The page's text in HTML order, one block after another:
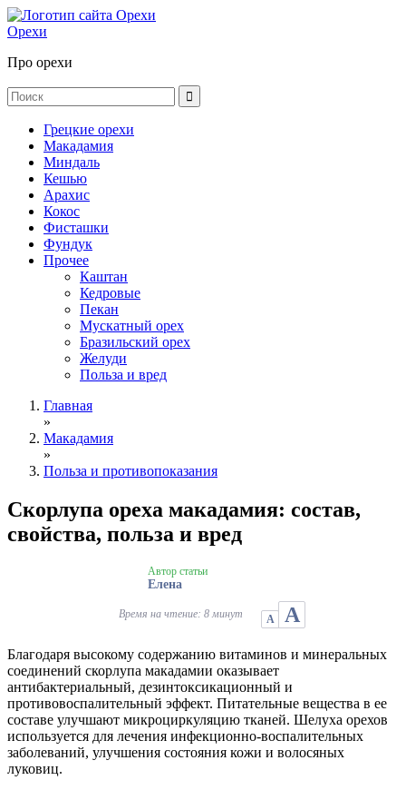
Орехи
Про орехи
Грецкие орехи
Макадамия
Миндаль
Кешью
Арахис
Кокос
Фисташки
Фундук
Прочее
Каштан
Кедровые
Пекан
Мускатный орех
Бразильский орех
Желуди
Польза и вред
Главная
»
Макадамия
»
Польза и противопоказания
Скорлупа ореха макадамия: состав,
свойства, польза и вред
Автор статьи
Елена
Время на чтение: 8 минут А А
Благодаря высокому содержанию витаминов и минеральных
соединений скорлупа макадамии оказывает
антибактериальный, дезинтоксикационный и
противовоспалительный эффект. Питательные вещества в ее
составе улучшают микроциркуляцию тканей. Шелуха орехов
используется для лечения инфекционно-воспалительных
заболеваний, улучшения состояния кожи и волосяных
луковиц.